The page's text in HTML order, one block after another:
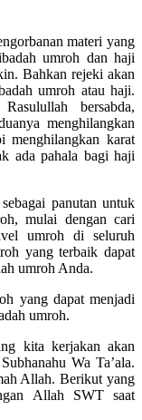
materi yang
umroh dan haji
Bahkan rejeki akan
umroh atau haji.
bersabda,
menghilangkan
menghilangkan karat
ada pahala bagi haji
panutan untuk
mulai dengan cari
umroh di seluruh
yang terbaik dapat
umroh Anda.
yang dapat menjadi
umroh.
kita kerjakan akan
Wa Ta’ala.
Allah. Berikut yang
Allah SWT saat